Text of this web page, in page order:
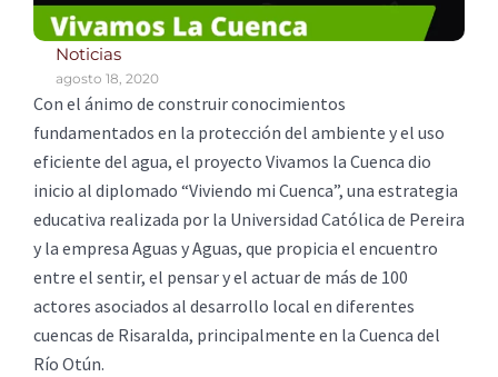
Noticias
agosto 18, 2020
Con el ánimo de construir conocimientos
fundamentados en la protección del ambiente y el uso
eficiente del agua, el proyecto Vivamos la Cuenca dio
inicio al diplomado “Viviendo mi Cuenca”, una estrategia
educativa realizada por la Universidad Católica de Pereira
y la empresa Aguas y Aguas, que propicia el encuentro
entre el sentir, el pensar y el actuar de más de 100
actores asociados al desarrollo local en diferentes
cuencas de Risaralda, principalmente en la Cuenca del
Río Otún.